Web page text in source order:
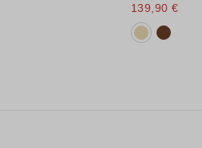
139,90 €
Verfügbare